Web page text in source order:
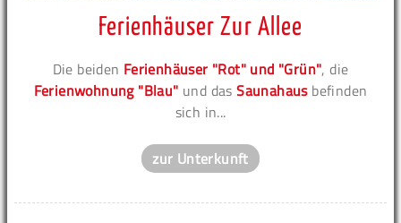
Ferienhäuser Zur Allee
Die beiden Ferienhäuser "Rot" und "Grün", die
Ferienwohnung "Blau" und dasSaunahausbefinden
sich in...
zur Unterkunft